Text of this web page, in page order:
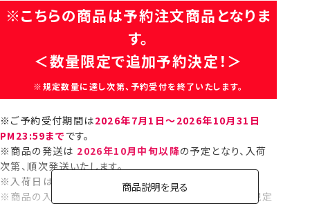
※こちらの商品は予約注文商品となりま
す。
＜数量限定で追加予約決定！＞
※規定数量に達し次第、予約受付を終了いたします。
※ご予約受付期間は2026年7月1日～2026年10月31日
PM23:59まで です。
※商品の発送は 2026年10月中旬以降の予定となり、入荷
次第、順次発送いたします。
※入荷日は目安となり、前後する場合もございます。
※商品の入荷後は、通常販売を予定いたしております。（規定
商品説明を見る